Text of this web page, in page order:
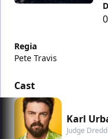
Regia
Pete Travis
Cast
Karl
Judge Dredd